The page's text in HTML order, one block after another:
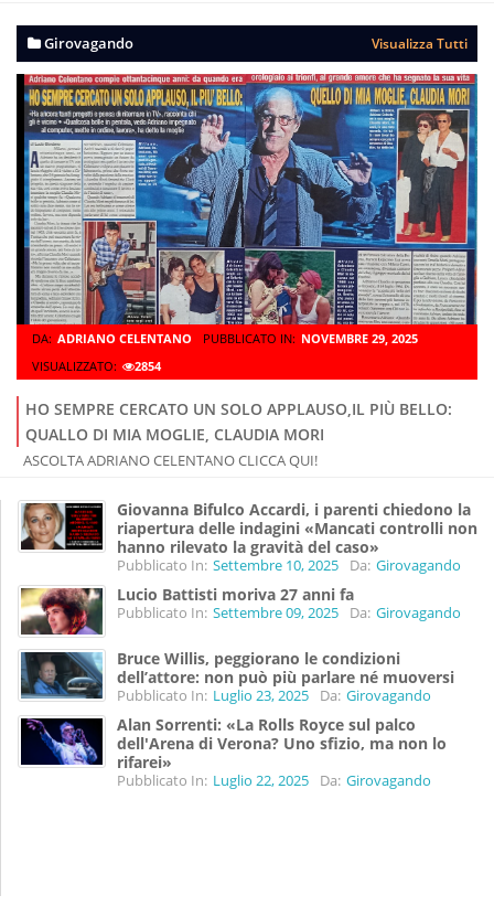
Girovagando Visualizza Tutti
DA: ADRIANO CELENTANO PUBBLICATO IN: NOVEMBRE 29, 2025
VISUALIZZATO:
2854
HO SEMPRE CERCATO UN SOLO APPLAUSO,IL PIÙ BELLO:
QUALLO DI MIA MOGLIE, CLAUDIA MORI
ASCOLTA ADRIANO CELENTANO CLICCA QUI!
Giovanna Bifulco Accardi, i parenti chiedono la
riapertura delle indagini «Mancati controlli non
hanno rilevato la gravità del caso»
Pubblicato In: Settembre 10, 2025 Da: Girovagando
Lucio Battisti moriva 27 anni fa
Pubblicato In: Settembre 09, 2025 Da: Girovagando
Bruce Willis, peggiorano le condizioni
dell’attore: non può più parlare né muoversi
Pubblicato In: Luglio 23, 2025 Da: Girovagando
Alan Sorrenti: «La Rolls Royce sul palco
dell'Arena di Verona? Uno sfizio, ma non lo
rifarei»
Pubblicato In: Luglio 22, 2025 Da: Girovagando